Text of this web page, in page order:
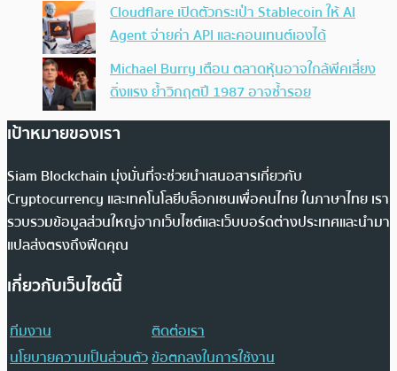
Cloudflare เปิดตัวกระเป๋า Stablecoin ให้ AI
Agent จ่ายค่า API และคอนเทนต์เองได้
Michael Burry เตือน ตลาดหุ้นอาจใกล้พีคเสี่ยง
ดิ่งแรง ย้ำวิกฤตปี 1987 อาจซ้ำรอย
เป้าหมายของเรา
Siam Blockchain มุ่งมั่นที่จะช่วยนำเสนอสารเกี่ยวกับ
Cryptocurrency และเทคโนโลยีบล็อกเชนเพื่อคนไทย ในภาษาไทย เรา
รวบรวมข้อมูลส่วนใหญ่จากเว็บไซต์และเว็บบอร์ดต่างประเทศและนำมา
แปลส่งตรงถึงฟีดคุณ
เกี่ยวกับเว็บไซต์นี้
ทีมงาน
ติดต่อเรา
นโยบายความเป็นส่วนตัวข้อตกลงในการใช้งาน